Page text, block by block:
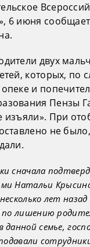
6 июня
двух
которых, по
и
Пензы
изъяли». При
не
сначала
Натальи
лет
по лишению
семье,